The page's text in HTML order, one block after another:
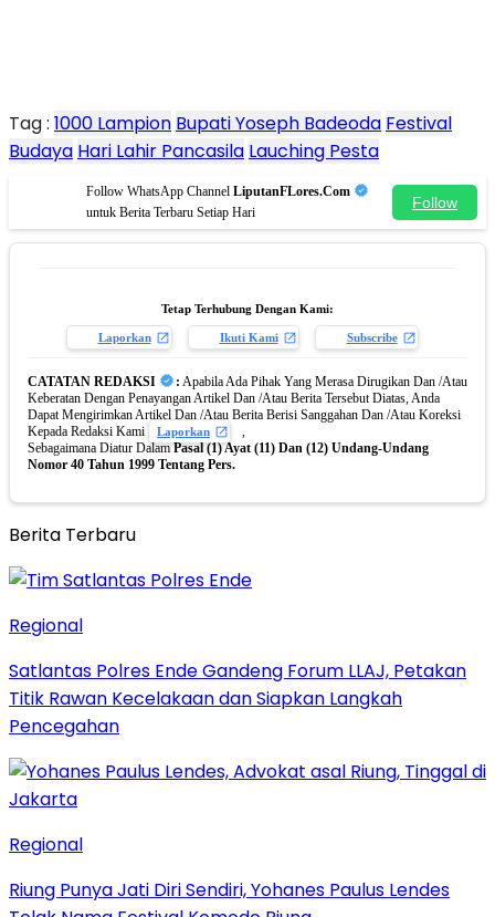
Tag : 1000 Lampion Bupati Yoseph Badeoda Festival
Budaya Hari Lahir Pancasila Lauching Pesta
Follow WhatsApp Channel LiputanFLores.Com
untuk Berita Terbaru Setiap Hari
Follow
Tetap Terhubung Dengan Kami:
Laporkan Ikuti Kami Subscribe
CATATAN REDAKSI : Apabila Ada Pihak Yang Merasa Dirugikan Dan /Atau
Keberatan Dengan Penayangan Artikel Dan /Atau Berita Tersebut Diatas, Anda
Dapat Mengirimkan Artikel Dan /Atau Berita Berisi Sanggahan Dan /Atau Koreksi
Kepada Redaksi Kami
Laporkan
,
Sebagaimana Diatur DalamPasal (1) Ayat (11) Dan (12) Undang-Undang
Nomor 40 Tahun 1999 Tentang Pers.
Berita Terbaru
Regional
Satlantas Polres Ende Gandeng Forum LLAJ, Petakan
Titik Rawan Kecelakaan dan Siapkan Langkah
Pencegahan
Regional
Riung Punya Jati Diri Sendiri, Yohanes Paulus Lendes